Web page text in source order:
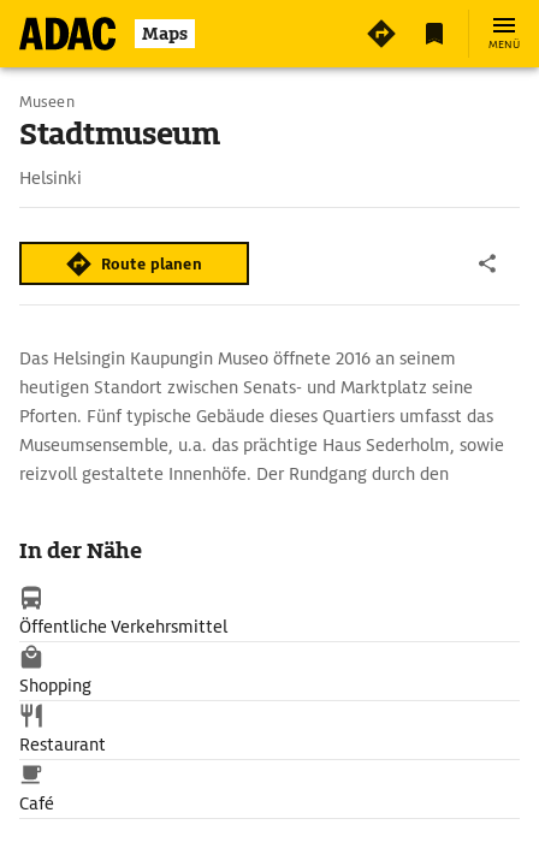
Maps MENÜ
Museen
Stadtmuseum
Helsinki
Route planen
Das Helsingin Kaupungin Museo ­öffnete 2016 an seinem
heutigen Standort zwischen Senats- und Marktplatz seine
Pforten. Fünf typische Gebäude dieses Quartiers umfasst das
Museumsensemble, u.a. das prächtige Haus Sederholm, sowie
reizvoll gestaltete Innenhöfe. Der Rundgang durch den
Stadtgeschichte. Zu den Exponaten zählt eine eindrucksvolle
Sammlung historischer Fotografien. Eine Attraktion ist auch
das Kindermuseum im Haus Sederholm, das mit seinen
Mitmach-Szenarien den einstigen finnischen Alltag zum
spannenden Erlebnis macht.
In der Nähe
Öffentliche Verkehrsmittel
Shopping
Restaurant
Café